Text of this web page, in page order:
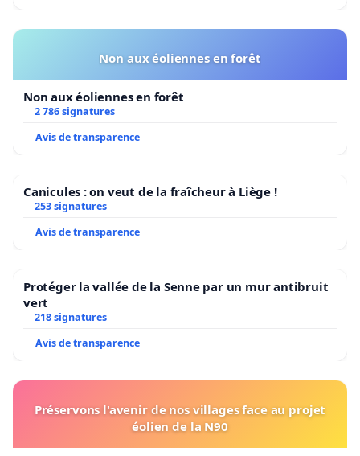
Non aux éoliennes en forêt
Non aux éoliennes en forêt
2 786 signatures
Avis de transparence
Canicules : on veut de la fraîcheur à Liège !
253 signatures
Avis de transparence
Protéger la vallée de la Senne par un mur antibruit
vert
218 signatures
Avis de transparence
Préservons l'avenir de nos villages face au projet
éolien de la N90